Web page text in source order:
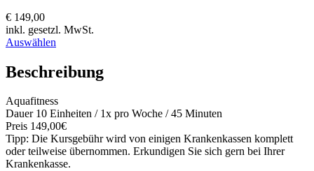
€ 149,00
inkl. gesetzl. MwSt.
Auswählen
Beschreibung
Aquafitness
Dauer 10 Einheiten / 1x pro Woche / 45 Minuten
Preis 149,00€
Tipp: Die Kursgebühr wird von einigen Krankenkassen komplett
oder teilweise übernommen. Erkundigen Sie sich gern bei Ihrer
Krankenkasse.